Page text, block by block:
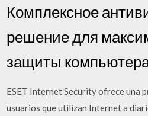
Комплексное
решение для
защиты
ESET Internet Security ofrece una
usuarios que utilizan Internet a